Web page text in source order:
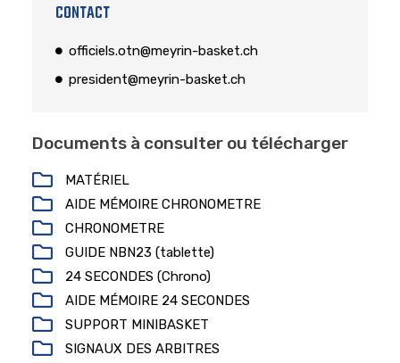
CONTACT
officiels.otn@meyrin-basket.ch
president@meyrin-basket.ch
Documents à consulter ou télécharger
MATÉRIEL
AIDE MÉMOIRE CHRONOMETRE
CHRONOMETRE
GUIDE NBN23 (tablette)
24 SECONDES (Chrono)
AIDE MÉMOIRE 24 SECONDES
SUPPORT MINIBASKET
SIGNAUX DES ARBITRES